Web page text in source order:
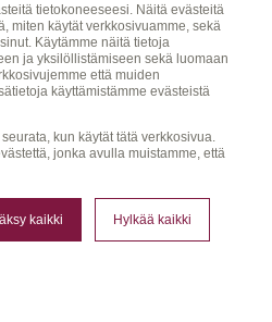
tietokoneeseesi. Näitä evästeitä
miten käytät verkkosivuamme, sekä
Käytämme näitä tietoja
ja yksilöllistämiseen sekä luomaan
että muiden
käyttämistämme evästeistä
kun käytät tätä verkkosivua.
jonka avulla muistamme, että
kaikki Hylkää kaikki
KONTAKTUPPGIFTER